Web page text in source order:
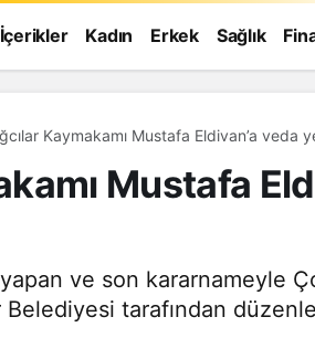
Kadın Erkek Sağlık
Kaymakamı Mustafa Eldivan’a veda
Mustafa
yapan ve son kararnameyle
Belediyesi tarafından